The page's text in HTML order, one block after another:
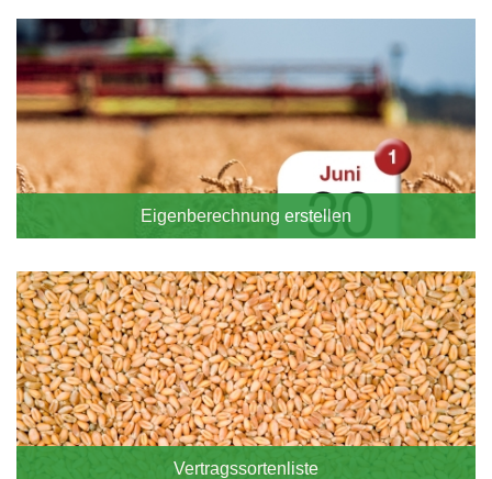
Eigenberechnung erstellen
Vertragssortenliste